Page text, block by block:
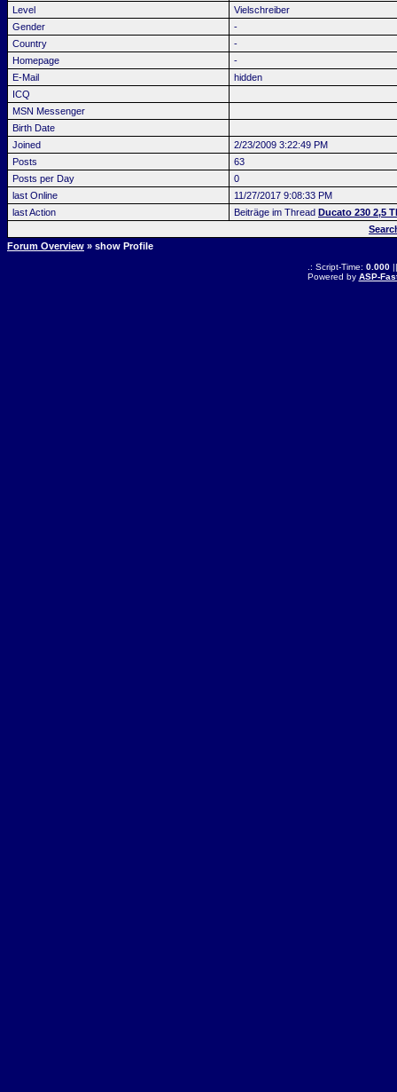
Level
Vielschreiber
Gender
-
Country
-
Homepage
-
E-Mail
hidden
ICQ
MSN Messenger
Birth Date
Joined
2/23/2009 3:22:49 PM
Posts
63
Posts per Day
0
last Online
11/27/2017 9:08:33 PM
last Action
Beiträge im Thread Ducato 230 2,5
Forum Overview » show Profile
.: Script-Time: 0.000||
Powered by ASP-